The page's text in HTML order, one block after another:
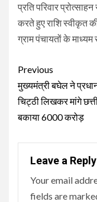
प्रति परिवार
करते हुए राशि स्वीकृत
ग्राम पंचायतों के माध्यम
Continue
Reading
Previous
मुख्यमंत्री बघेल ने
चिट्ठी लिखकर मांगे
बकाया 6000 करोड़
Leave a Reply
Your email
fields are